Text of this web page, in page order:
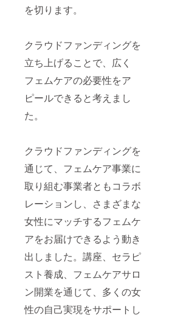
を切ります。
クラウドファンディングを
立ち上げることで、広く
フェムケアの必要性をア
ピールできると考えまし
た。
クラウドファンディングを
通じて、フェムケア事業に
取り組む事業者ともコラボ
レーションし、さまざまな
女性にマッチするフェムケ
アをお届けできるよう動き
出しました。講座、セラピ
スト養成、フェムケアサロ
ン開業を通じて、多くの女
性の自己実現をサポートし